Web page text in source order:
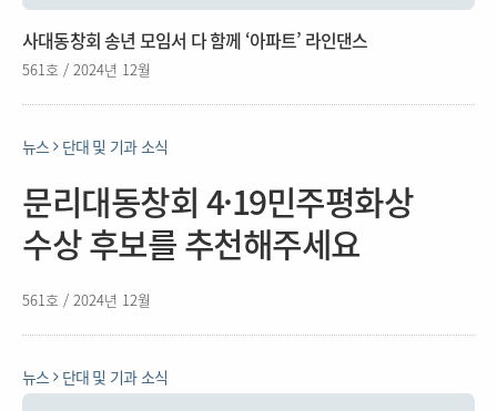
사대동창회 송년 모임서 다 함께 ‘아파트’ 라인댄스
561호 / 2024년 12월
뉴스 단대 및 기과 소식
문리대동창회 4·19민주평화상
수상 후보를 추천해주세요
561호 / 2024년 12월
뉴스 단대 및 기과 소식